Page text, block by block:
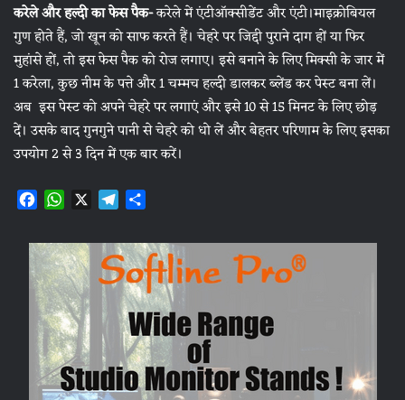
करेले और हल्दी का फेस पैक-करेले में एंटीऑक्सीडेंट और एंटी।माइक्रोबियल
गुण होते हैं, जो खून को साफ करते हैं। चेहरे पर जिद्दी पुराने दाग हों या फिर
मुहांसे हों, तो इस फेस पैक को रोज लगाए। इसे बनाने के लिए मिक्सी के जार में
1 करेला, कुछ नीम के पत्ते और 1 चम्मच हल्दी डालकर ब्लेंड कर पेस्ट बना लें।
अब इस पेस्ट को अपने चेहरे पर लगाएं और इसे 10 से 15 मिनट के लिए छोड़
दें। उसके बाद गुनगुने पानी से चेहरे को धो लें और बेहतर परिणाम के लिए इसका
उपयोग 2 से 3 दिन में एक बार करें।
F
c
e
b
o
o
k
W
a
t
s
A
p
p
X T
l
e
g
r
a
m
a
r
e